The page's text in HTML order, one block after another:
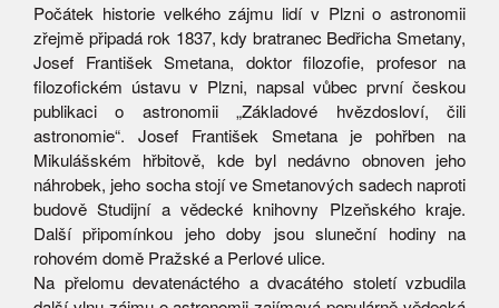
Počátek historie velkého zájmu lidí v Plzni o astronomii
zřejmě připadá rok 1837, kdy bratranec Bedřicha Smetany,
Josef František Smetana, doktor filozofie, profesor na
filozofickém ústavu v Plzni, napsal vůbec první českou
publikaci o astronomii „Základové hvězdosloví, čili
astronomie“. Josef František Smetana je pohřben na
Mikulášském hřbitově, kde byl nedávno obnoven jeho
náhrobek, jeho socha stojí ve Smetanových sadech naproti
budově Studijní a vědecké knihovny Plzeňského kraje.
Další připomínkou jeho doby jsou sluneční hodiny na
rohovém domě Pražské a Perlové ulice.
Na přelomu devatenáctého a dvacátého století vzbudila